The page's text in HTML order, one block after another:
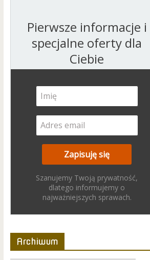
Pierwsze informacje i
specjalne oferty dla
Ciebie
Szanujemy Twoją prywatność,
dlatego informujemy o
najważniejszych sprawach.
Archiwum